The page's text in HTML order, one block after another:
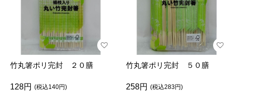
竹丸箸ポリ完封 ２０膳
128円 (税込140円)
竹丸箸ポリ完封 ５０膳
258円 (税込283円)